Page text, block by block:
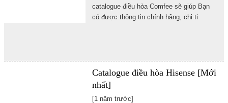
catalogue điều hòa Comfee sẽ giúp Bạn
có được thông tin chính hãng, chi ti
Catalogue điều hòa Hisense [Mới
nhất]
[1 năm trước]